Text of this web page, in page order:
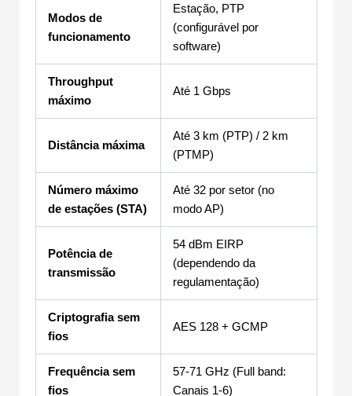
Modos de
funcionamento
Estação, PTP
(configurável por
software)
Throughput
máximo
Até 1 Gbps
Distância máxima
Até 3 km (PTP) / 2 km
(PTMP)
Número máximo
de estações (STA)
Até 32 por setor (no
modo AP)
Potência de
transmissão
54 dBm EIRP
(dependendo da
regulamentação)
Criptografia sem
fios
AES 128 + GCMP
Frequência sem
fios
57-71 GHz (Full band:
Canais 1-6)